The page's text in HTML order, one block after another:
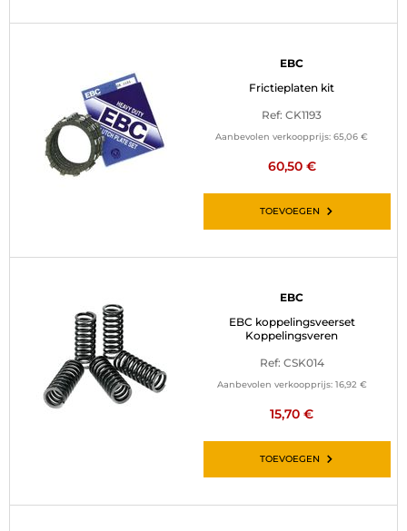
EBC
Frictieplaten kit
Ref: CK1193
Aanbevolen verkoopprijs: 65,06 €
60,50 €
TOEVOEGEN
EBC
EBC koppelingsveerset
Koppelingsveren
Ref: CSK014
Aanbevolen verkoopprijs: 16,92 €
15,70 €
TOEVOEGEN